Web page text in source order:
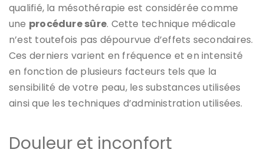
qualifié, la mésothérapie est considérée comme
une procédure sûre. Cette technique médicale
n’est toutefois pas dépourvue d’effets secondaires.
Ces derniers varient en fréquence et en intensité
en fonction de plusieurs facteurs tels que la
sensibilité de votre peau, les substances utilisées
ainsi que les techniques d’administration utilisées.
Douleur et inconfort